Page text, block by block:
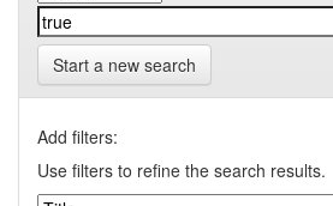
Start a new search
Add filters:
Use filters to refine the search results.